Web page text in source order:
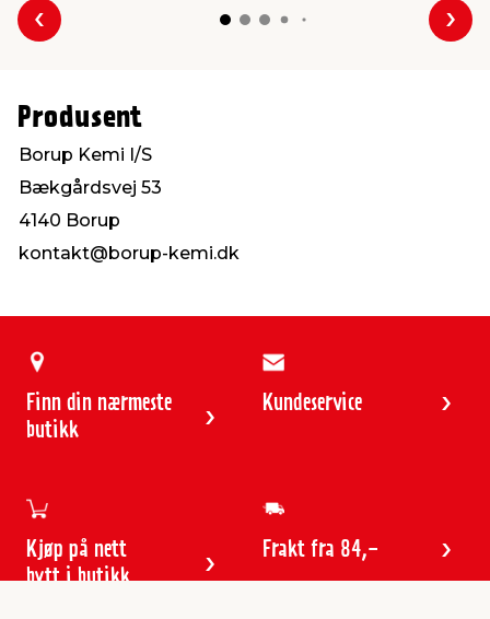
Forrige
Produsent
Borup Kemi I/S
Bækgårdsvej 53
4140 Borup
kontakt@borup-kemi.dk
Finn din nærmeste
butikk
Kundeservice
Kjøp på nett
bytt i butikk
Frakt fra 84,-